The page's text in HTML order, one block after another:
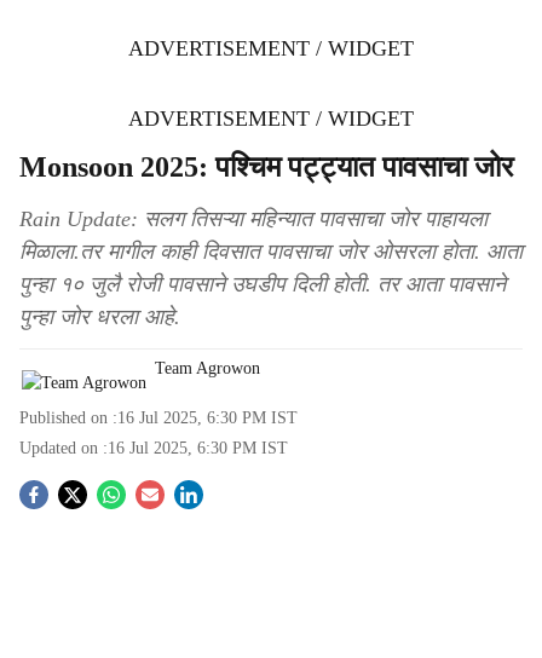
ADVERTISEMENT / WIDGET
ADVERTISEMENT / WIDGET
Monsoon 2025: पश्चिम पट्ट्यात पावसाचा जोर
Rain Update: सलग तिसऱ्या महिन्यात पावसाचा जोर पाहायला
मिळाला.तर मागील काही दिवसात पावसाचा जोर ओसरला होता. आता
पुन्हा १० जुलै रोजी पावसाने उघडीप दिली होती. तर आता पावसाने
पुन्हा जोर धरला आहे.
Team Agrowon
Published on :16 Jul 2025, 6:30 PM IST
Updated on :16 Jul 2025, 6:30 PM IST
S